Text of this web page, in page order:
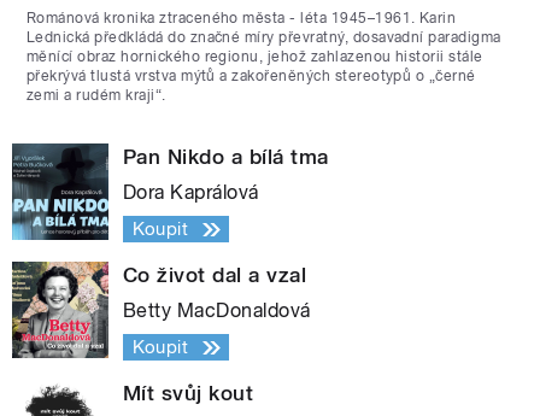
Románová kronika ztraceného města - léta 1945–1961. Karin
Lednická předkládá do značné míry převratný, dosavadní paradigma
měnící obraz hornického regionu, jehož zahlazenou historii stále
překrývá tlustá vrstva mýtů a zakořeněných stereotypů o „černé
zemi a rudém kraji“.
Pan Nikdo a bílá tma
Dora Kaprálová
Koupit
Co život dal a vzal
Betty MacDonaldová
Koupit
Mít svůj kout